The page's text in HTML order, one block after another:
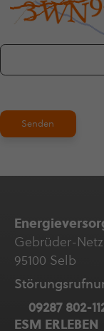
Senden
Gebrüder-
95100 Selb
09287 802-
ESM ERLEBEN